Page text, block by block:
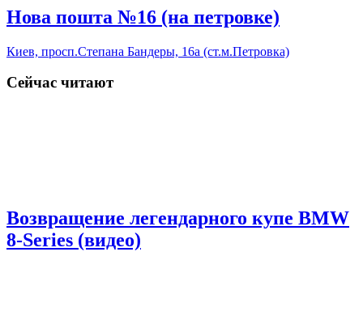
Нова пошта №16 (на петровке)
Киев, просп.Степана Бандеры, 16а (ст.м.Петровка)
Сейчас читают
Возвращение легендарного купе BMW
8-Series (видео)